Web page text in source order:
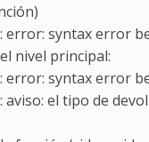
error: syntax error
nivel principal:
error: syntax error
aviso: el tipo de